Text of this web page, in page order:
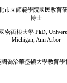
市立師範學院國民教育
博士
密西根大學 PhD,
Michigan, Ann Arbor
國喬治華盛頓大學教育學